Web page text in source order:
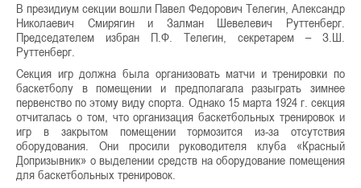
В президиум секции вошли Павел Федорович Телегин, Александр
Николаевич Смирягин и Залман Шевелевич Руттенберг.
Председателем избран П.Ф. Телегин, секретарем – З.Ш.
Руттенберг.
Секция игр должна была организовать матчи и тренировки по
баскетболу в помещении и предполагала разыграть зимнее
первенство по этому виду спорта. Однако 15 марта 1924 г. секция
отчиталась о том, что организация баскетбольных тренировок и
игр в закрытом помещении тормозится из-за отсутствия
оборудования. Они просили руководителя клуба «Красный
Допризывник» о выделении средств на оборудование помещения
для баскетбольных тренировок.